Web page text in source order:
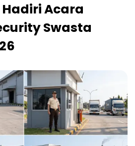
Hadiri Acara
Swasta